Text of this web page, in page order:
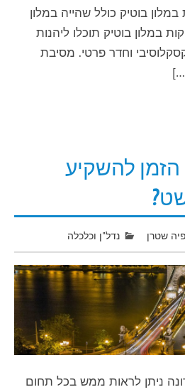
בוטיק כולל שהייה במלון
במלון בוטיק תוכלו ליהנות
וחדר פרטי. מסיבת
להשקיע
שטרן נדל"ן וכלכלה
ניתן לראות ממש בכל תחום